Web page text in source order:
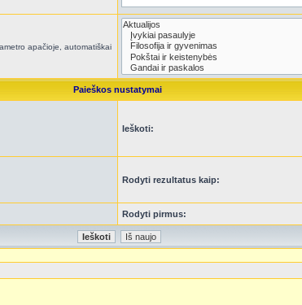
apačioje, automatiškai
Paieškos nustatymai
Ieškoti:
Rodyti rezultatus kaip:
Rodyti pirmus: